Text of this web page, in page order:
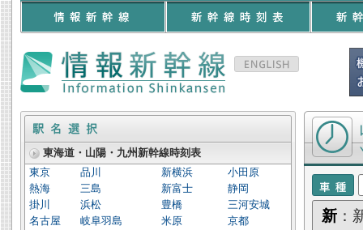
山形新幹線
新 ：
東海道・山陽・九州新幹線時刻表
東京
品川 新横浜
小田原
熱海
三島 新富士
静岡
掛川
浜松 豊橋
三河安城
名古屋
岐阜羽島 米原
京都